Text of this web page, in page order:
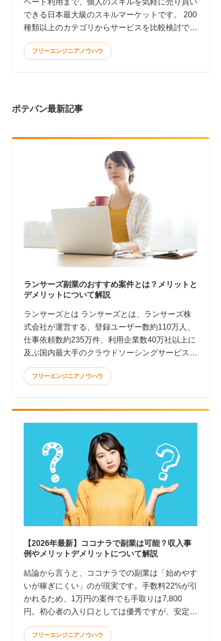
ベート利用まで、個人のスキルを気軽に売り買い
できる日本最大級のスキルマーケットです。 200
種類以上のカテゴリからサービスを比較検討で
き、全てオン
フリーエンジニアノウハウ
ポテパン最新記事
ランサーズ副業のおすすめ案件とは？メリットと
デメリットについて解説
ランサーズとは ランサーズとは、ランサーズ株
式会社が運営する、登録ユーザー数約110万人、
仕事依頼数約235万件、利用企業数40万社以上に
及ぶ国内最大手のクラウドソーシングサービスで
す。(2022年9月時点)
フリーエンジニアノウハウ
【2026年最新】ココナラで副業は可能？収入事
例やメリットデメリットについて解説
結論から言うと、ココナラでの副業は「始めやす
いが稼ぎにくい」のが現実です。手数料22%が引
かれるため、1万円の案件でも手取りは7,800
円。初心者の入り口としては優秀ですが、安定
フリーエンジニアノウハウ